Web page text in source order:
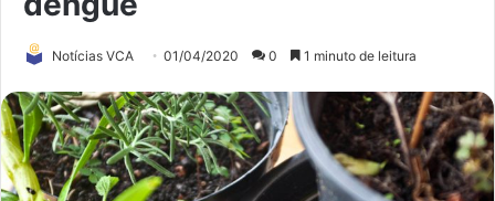
Notícias VCA 01/04/2020 0 1 minuto de leitura